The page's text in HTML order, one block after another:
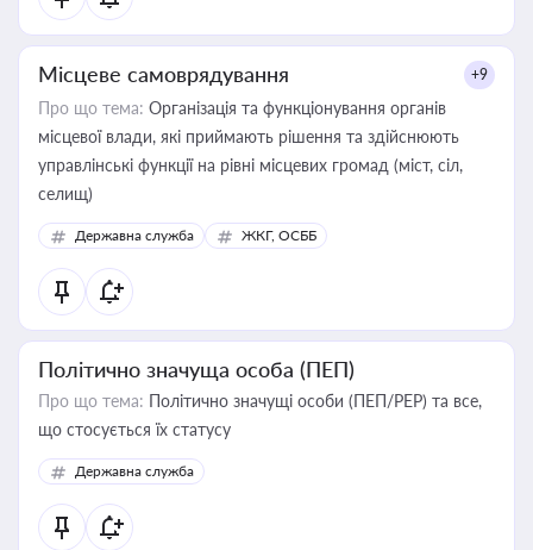
Місцеве самоврядування +9
Про що тема: Організація та функціонування органів
місцевої влади, які приймають рішення та здійснюють
управлінські функції на рівні місцевих громад (міст, сіл,
селищ)
Державна служба ЖКГ, ОСББ
Політично значуща особа (ПЕП)
Про що тема: Політично значущі особи (ПЕП/PEP) та все,
що стосується їх статусу
Державна служба